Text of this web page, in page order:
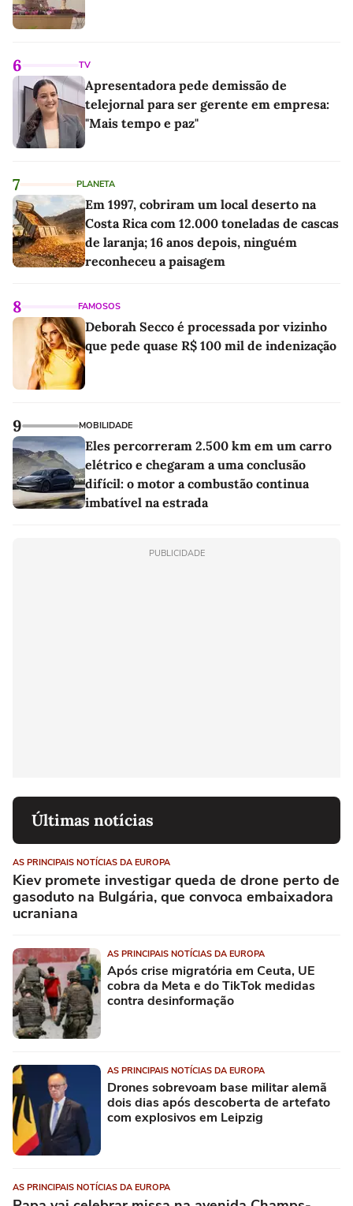
6 TV
Apresentadora pede demissão de
telejornal para ser gerente em empresa:
"Mais tempo e paz"
7 PLANETA
Em 1997, cobriram um local deserto na
Costa Rica com 12.000 toneladas de cascas
de laranja; 16 anos depois, ninguém
reconheceu a paisagem
8 FAMOSOS
Deborah Secco é processada por vizinho
que pede quase R$ 100 mil de indenização
9 MOBILIDADE
Eles percorreram 2.500 km em um carro
elétrico e chegaram a uma conclusão
difícil: o motor a combustão continua
imbatível na estrada
PUBLICIDADE
Últimas notícias
AS PRINCIPAIS NOTÍCIAS DA EUROPA
Kiev promete investigar queda de drone perto de
gasoduto na Bulgária, que convoca embaixadora
ucraniana
AS PRINCIPAIS NOTÍCIAS DA EUROPA
Após crise migratória em Ceuta, UE
cobra da Meta e do TikTok medidas
contra desinformação
AS PRINCIPAIS NOTÍCIAS DA EUROPA
Drones sobrevoam base militar alemã
dois dias após descoberta de artefato
com explosivos em Leipzig
AS PRINCIPAIS NOTÍCIAS DA EUROPA